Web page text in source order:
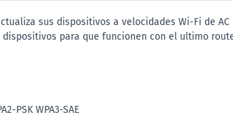
sus dispositivos a velocidades Wi-Fi de
para que funcionen con el ultimo
PSK WPA3-SAE